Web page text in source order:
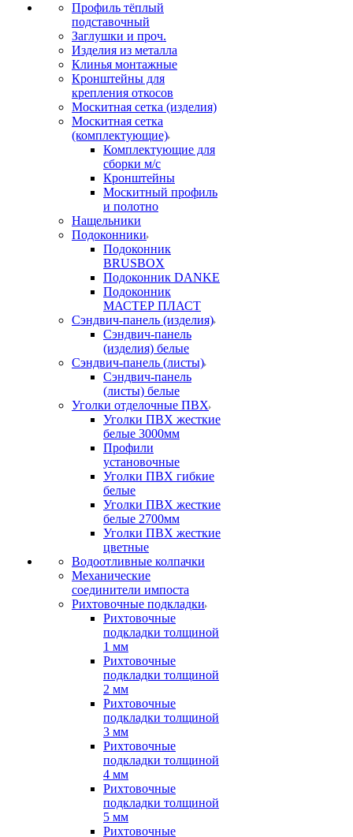
Профиль тёплый
подставочный
Заглушки и проч.
Изделия из металла
Клинья монтажные
Кронштейны для
крепления откосов
Москитная сетка (изделия)
Москитная сетка
(комплектующие)
Комплектующие для
сборки м/с
Кронштейны
Москитный профиль
и полотно
Нащельники
Подоконники
Подоконник
BRUSBOX
Подоконник DANKE
Подоконник
МАСТЕР ПЛАСТ
Сэндвич-панель (изделия)
Сэндвич-панель
(изделия) белые
Сэндвич-панель (листы)
Сэндвич-панель
(листы) белые
Уголки отделочные ПВХ
Уголки ПВХ жесткие
белые 3000мм
Профили
установочные
Уголки ПВХ гибкие
белые
Уголки ПВХ жесткие
белые 2700мм
Уголки ПВХ жесткие
цветные
Водоотливные колпачки
Механические
соединители импоста
Рихтовочные подкладки
Рихтовочные
подкладки толщиной
1 мм
Рихтовочные
подкладки толщиной
2 мм
Рихтовочные
подкладки толщиной
3 мм
Рихтовочные
подкладки толщиной
4 мм
Рихтовочные
подкладки толщиной
5 мм
Рихтовочные